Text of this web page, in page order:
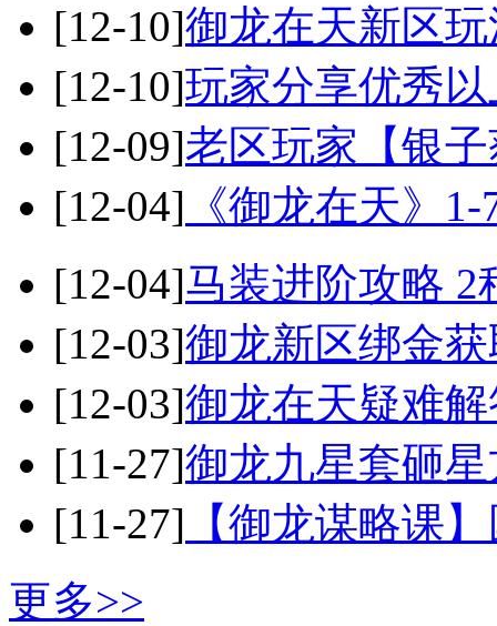
[12-10]御龙在天新区
[12-10]玩家分享优秀
[12-09]老区玩家【银
[12-04] 《御龙在天》
[12-04]马装进阶攻略 2
[12-03]御龙新区绑金
[12-03]御龙在天疑难
[11-27]御龙九星套砸
[11-27] 【御龙谋略课
更多>>